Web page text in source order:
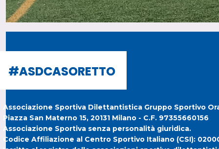
#ASDCASORETTO
#ASDCASORETTO
Associazione Sportiva Dilettantistica Gruppo Sportivo
Piazza San Materno 15, 20131 Milano - C.F. 97355660156
Associazione Sportiva senza personalità giuridica.
Codice Affiliazione al Centro Sportivo Italiano (CSI):